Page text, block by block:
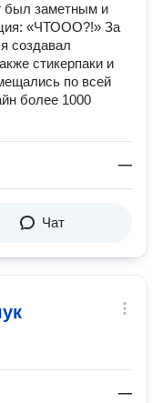
был заметным и
«ЧТООО?!» За
создавал
стикерпаки и
по всей
более 1000
—
Чат
—